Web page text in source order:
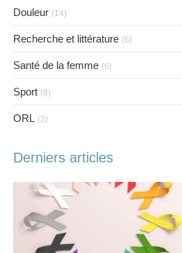
Douleur (14)
Recherche et littérature (6)
Santé de la femme (6)
Sport (8)
ORL (2)
Derniers articles